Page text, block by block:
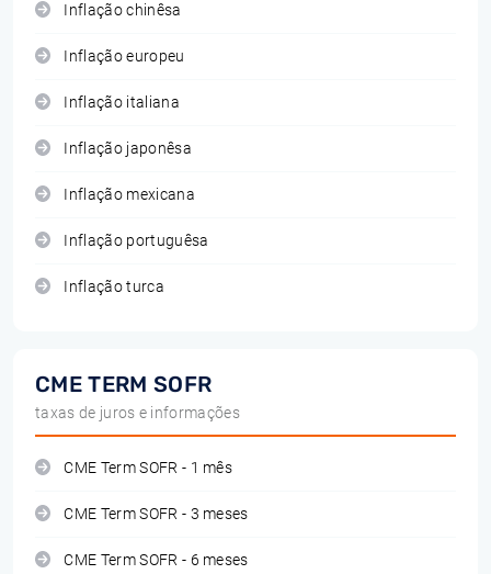
Inflação chinêsa
Inflação europeu
Inflação italiana
Inflação japonêsa
Inflação mexicana
Inflação portuguêsa
Inflação turca
CME TERM SOFR
taxas de juros e informações
CME Term SOFR - 1 mês
CME Term SOFR - 3 meses
CME Term SOFR - 6 meses